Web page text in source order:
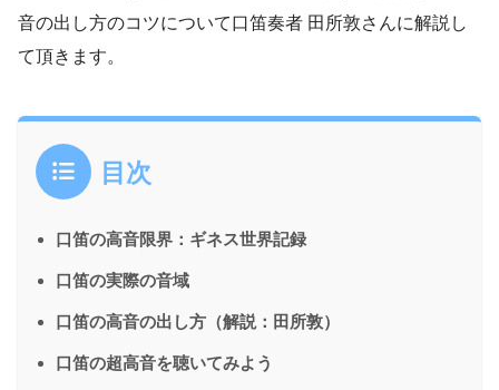
音の出し方のコツについて口笛奏者 田所敦さんに解説し
て頂きます。
目次
口笛の高音限界：ギネス世界記録
口笛の実際の音域
口笛の高音の出し方（解説：田所敦）
口笛の超高音を聴いてみよう